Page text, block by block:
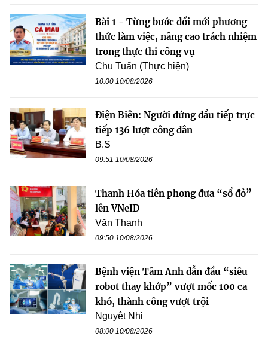
Bài 1 - Từng bước đổi mới phương
thức làm việc, nâng cao trách nhiệm
trong thực thi công vụ
Chu Tuấn (Thực hiện)
10:00 10/08/2026
Điện Biên: Người đứng đầu tiếp trực
tiếp 136 lượt công dân
B.S
09:51 10/08/2026
Thanh Hóa tiên phong đưa “sổ đỏ”
lên VNeID
Văn Thanh
09:50 10/08/2026
Bệnh viện Tâm Anh dẫn đầu “siêu
robot thay khớp” vượt mốc 100 ca
khó, thành công vượt trội
Nguyệt Nhi
08:00 10/08/2026